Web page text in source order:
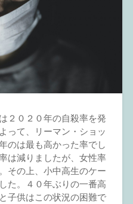
２０２０年の自殺率を発
って、リーマン・ショッ
のは最も高かった率でし
は減りましたが、女性率
その上、小中高生のケー
た。４０年ぶりの一番高
子供はこの状況の困難で